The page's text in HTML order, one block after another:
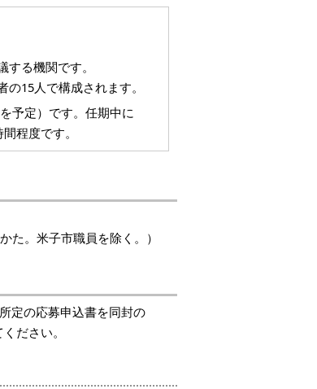
る機関です。
15人で構成されます。
予定）です。任期中に
程度です。
た。米子市職員を除く。）
定の応募申込書を同封の
ださい。